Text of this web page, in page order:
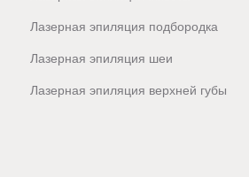
Лазерная эпиляция подбородка
Лазерная эпиляция шеи
Лазерная эпиляция верхней губы